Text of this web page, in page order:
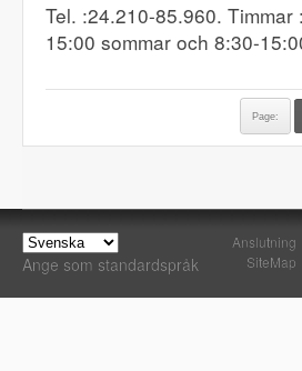
Tel. :24.210-85.960.
15:00 sommar och 8:30-
Page:
Ange som standardspråk
Anslutning
SiteMap